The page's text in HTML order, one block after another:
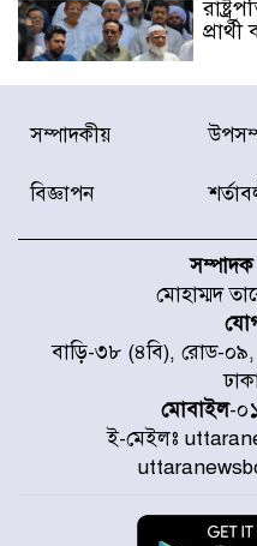
নতুন
৫০৪,
সম্পাদকীয়
বিজ্ঞাপন
মোহাম্মদ
বাড়ি-৩৮ (৪বি), রোড-০৯,
মোবাইল-
ই-মেইলঃ